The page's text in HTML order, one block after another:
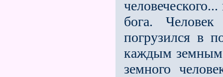
бога.
погрузился в
каждым земным
земного